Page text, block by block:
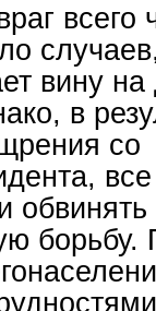
всего
вину
в
со